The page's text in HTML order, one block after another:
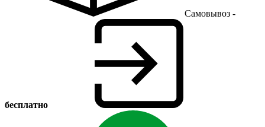
Самовывоз -
бесплатно